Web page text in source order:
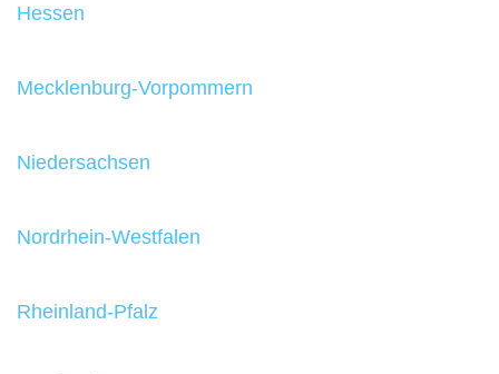
Hessen
Mecklenburg-Vorpommern
Niedersachsen
Nordrhein-Westfalen
Rheinland-Pfalz